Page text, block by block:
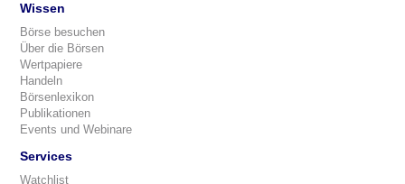
Wissen
Börse besuchen
Über die Börsen
Wertpapiere
Handeln
Börsenlexikon
Publikationen
Events und Webinare
Services
Watchlist